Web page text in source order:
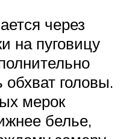
через
на пуговицу
головы.
мерок
белье,